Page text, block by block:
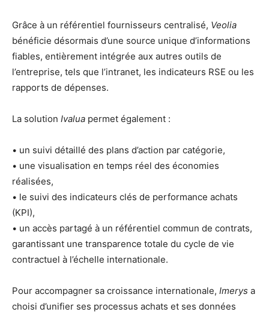
Grâce à un référentiel fournisseurs centralisé, Veolia
bénéficie désormais d’une source unique d’informations
fiables, entièrement intégrée aux autres outils de
l’entreprise, tels que l’intranet, les indicateurs RSE ou les
rapports de dépenses.
La solution Ivalua permet également :
• un suivi détaillé des plans d’action par catégorie,
• une visualisation en temps réel des économies
réalisées,
• le suivi des indicateurs clés de performance achats
(KPI),
• un accès partagé à un référentiel commun de contrats,
garantissant une transparence totale du cycle de vie
contractuel à l’échelle internationale.
Pour accompagner sa croissance internationale, Imerys a
choisi d’unifier ses processus achats et ses données